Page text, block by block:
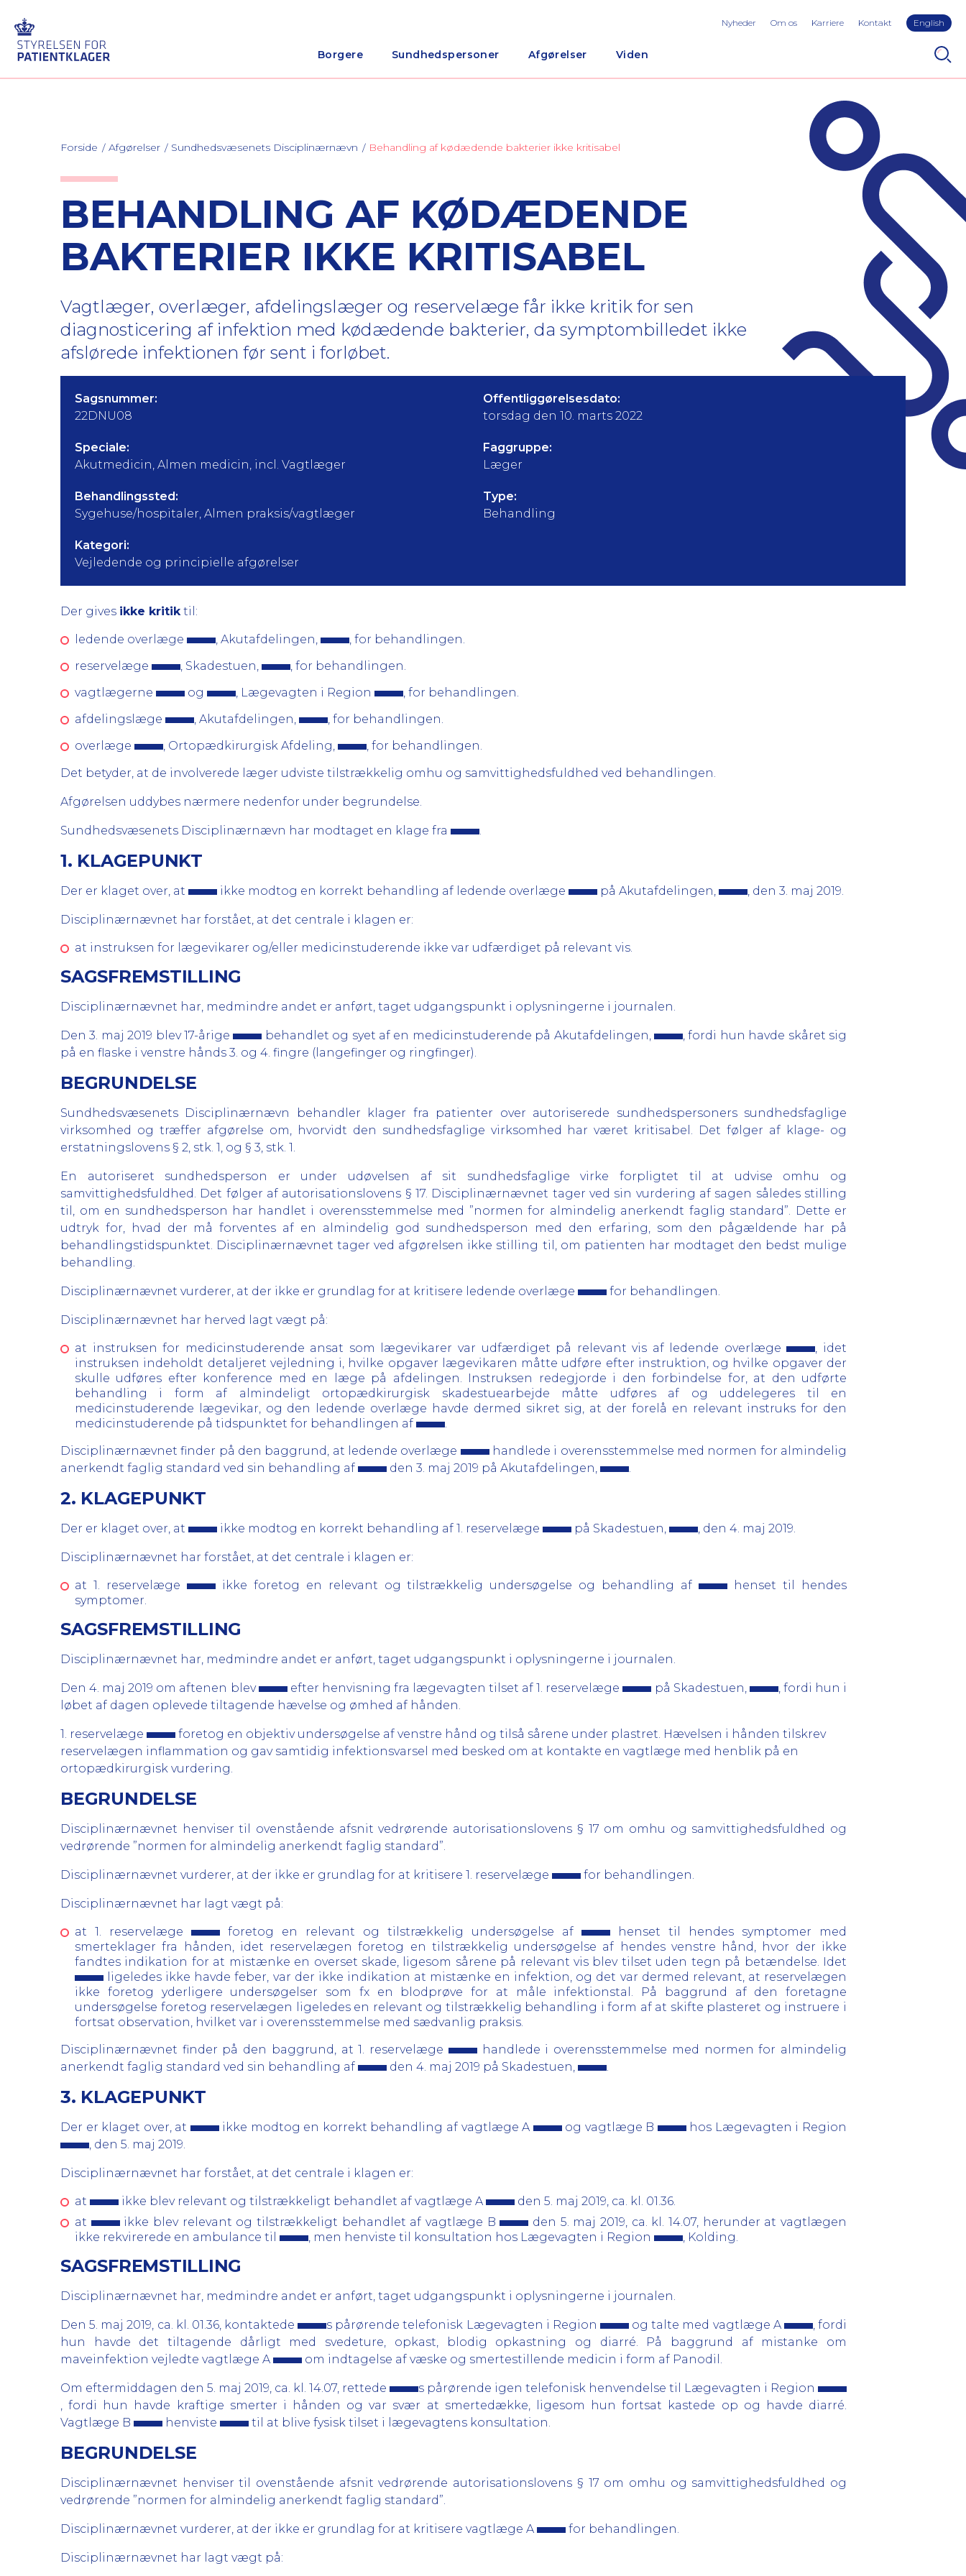
Borgere Sundhedspersoner Afgørelser Viden
Nyheder Om os Karriere Kontakt English
Forside Afgørelser Sundhedsvæsenets Disciplinærnævn Behandling af kødædende bakterier ikke kritisabel
BEHANDLING AF KØDÆDENDE
BAKTERIER IKKE KRITISABEL
Vagtlæger, overlæger, afdelingslæger og reservelæge får ikke kritik for sen
diagnosticering af infektion med kødædende bakterier, da symptombilledet ikke
afslørede infektionen før sent i forløbet.
Sagsnummer:
22DNU08
Offentliggørelsesdato:
torsdag den 10. marts 2022
Speciale:
Akutmedicin, Almen medicin, incl. Vagtlæger
Faggruppe:
Læger
Behandlingssted:
Sygehuse/hospitaler, Almen praksis/vagtlæger
Type:
Behandling
Kategori:
Vejledende og principielle afgørelser
Der gives ikke kritiktil:
ledende overlæge , Akutafdelingen,
, for behandlingen.
reservelæge
, Skadestuen,
, for behandlingen.
vagtlægerne
og , Lægevagten i Region
, for behandlingen.
afdelingslæge
, Akutafdelingen,
, for behandlingen.
overlæge
, Ortopædkirurgisk Afdeling,
, for behandlingen.
Det betyder, at de involverede læger udviste tilstrækkelig omhu og samvittighedsfuldhed ved behandlingen.
Afgørelsen uddybes nærmere nedenfor under begrundelse.
Sundhedsvæsenets Disciplinærnævn har modtaget en klage fra .
1. KLAGEPUNKT
Der er klaget over, at ikke modtog en korrekt behandling af ledende overlæge på Akutafdelingen, , den 3. maj 2019.
Disciplinærnævnet har forstået, at det centrale i klagen er:
at instruksen for lægevikarer og/eller medicinstuderende ikke var udfærdiget på relevant vis.
SAGSFREMSTILLING
Disciplinærnævnet har, medmindre andet er anført, taget udgangspunkt i oplysningerne i journalen.
Den 3. maj 2019 blev 17-årige behandlet og syet af en medicinstuderende på Akutafdelingen,
, fordi hun havde skåret sig
på en flaske i venstre hånds 3. og 4. fingre (langefinger og ringfinger).
BEGRUNDELSE
Sundhedsvæsenets Disciplinærnævn behandler klager fra patienter over autoriserede sundhedspersoners sundhedsfaglige
virksomhed og træffer afgørelse om, hvorvidt den sundhedsfaglige virksomhed har været kritisabel. Det følger af klage- og
erstatningslovens § 2, stk. 1, og § 3, stk. 1.
En autoriseret sundhedsperson er under udøvelsen af sit sundhedsfaglige virke forpligtet til at udvise omhu og
samvittighedsfuldhed. Det følger af autorisationslovens § 17. Disciplinærnævnet tager ved sin vurdering af sagen således stilling
til, om en sundhedsperson har handlet i overensstemmelse med ”normen for almindelig anerkendt faglig standard”. Dette er
udtryk for, hvad der må forventes af en almindelig god sundhedsperson med den erfaring, som den pågældende har på
behandlingstidspunktet. Disciplinærnævnet tager ved afgørelsen ikke stilling til, om patienten har modtaget den bedst mulige
behandling.
Disciplinærnævnet vurderer, at der ikke er grundlag for at kritisere ledende overlæge for behandlingen.
Disciplinærnævnet har herved lagt vægt på:
at instruksen for medicinstuderende ansat som lægevikarer var udfærdiget på relevant vis af ledende overlæge
, idet
instruksen indeholdt detaljeret vejledning i, hvilke opgaver lægevikaren måtte udføre efter instruktion, og hvilke opgaver der
skulle udføres efter konference med en læge på afdelingen. Instruksen redegjorde i den forbindelse for, at den udførte
behandling i form af almindeligt ortopædkirurgisk skadestuearbejde måtte udføres af og uddelegeres til en
medicinstuderende lægevikar, og den ledende overlæge havde dermed sikret sig, at der forelå en relevant instruks for den
medicinstuderende på tidspunktet for behandlingen af
.
Disciplinærnævnet finder på den baggrund, at ledende overlæge
handlede i overensstemmelse med normen for almindelig
anerkendt faglig standard ved sin behandling af
den 3. maj 2019 på Akutafdelingen, .
2. KLAGEPUNKT
Der er klaget over, at ikke modtog en korrekt behandling af 1. reservelæge på Skadestuen, , den 4. maj 2019.
Disciplinærnævnet har forstået, at det centrale i klagen er:
at 1. reservelæge ikke foretog en relevant og tilstrækkelig undersøgelse og behandling af
henset til hendes
symptomer.
SAGSFREMSTILLING
Disciplinærnævnet har, medmindre andet er anført, taget udgangspunkt i oplysningerne i journalen.
Den 4. maj 2019 om aftenen blev efter henvisning fra lægevagten tilset af 1. reservelæge på Skadestuen,
, fordi hun i
løbet af dagen oplevede tiltagende hævelse og ømhed af hånden.
1. reservelæge
foretog en objektiv undersøgelse af venstre hånd og tilså sårene under plastret. Hævelsen i hånden tilskrev
reservelægen inflammation og gav samtidig infektionsvarsel med besked om at kontakte en vagtlæge med henblik på en
ortopædkirurgisk vurdering.
BEGRUNDELSE
Disciplinærnævnet henviser til ovenstående afsnit vedrørende autorisationslovens § 17 om omhu og samvittighedsfuldhed og
vedrørende ”normen for almindelig anerkendt faglig standard”.
Disciplinærnævnet vurderer, at der ikke er grundlag for at kritisere 1. reservelæge for behandlingen.
Disciplinærnævnet har lagt vægt på:
at 1. reservelæge foretog en relevant og tilstrækkelig undersøgelse af
henset til hendes symptomer med
smerteklager fra hånden, idet reservelægen foretog en tilstrækkelig undersøgelse af hendes venstre hånd, hvor der ikke
fandtes indikation for at mistænke en overset skade, ligesom sårene på relevant vis blev tilset uden tegn på betændelse. Idet
ligeledes ikke havde feber, var der ikke indikation at mistænke en infektion, og det var dermed relevant, at reservelægen
ikke foretog yderligere undersøgelser som fx en blodprøve for at måle infektionstal. På baggrund af den foretagne
undersøgelse foretog reservelægen ligeledes en relevant og tilstrækkelig behandling i form af at skifte plasteret og instruere i
fortsat observation, hvilket var i overensstemmelse med sædvanlig praksis.
Disciplinærnævnet finder på den baggrund, at 1. reservelæge
handlede i overensstemmelse med normen for almindelig
anerkendt faglig standard ved sin behandling af
den 4. maj 2019 på Skadestuen, .
3. KLAGEPUNKT
Der er klaget over, at ikke modtog en korrekt behandling af vagtlæge A og vagtlæge B
hos Lægevagten i Region
, den 5. maj 2019.
Disciplinærnævnet har forstået, at det centrale i klagen er:
at ikke blev relevant og tilstrækkeligt behandlet af vagtlæge A
den 5. maj 2019, ca. kl. 01.36.
at
ikke blev relevant og tilstrækkeligt behandlet af vagtlæge B
den 5. maj 2019, ca. kl. 14.07, herunder at vagtlægen
ikke rekvirerede en ambulance til
, men henviste til konsultation hos Lægevagten i Region , Kolding.
SAGSFREMSTILLING
Disciplinærnævnet har, medmindre andet er anført, taget udgangspunkt i oplysningerne i journalen.
Den 5. maj 2019, ca. kl. 01.36, kontaktede s pårørende telefonisk Lægevagten i Region og talte med vagtlæge A
, fordi
hun havde det tiltagende dårligt med svedeture, opkast, blodig opkastning og diarré. På baggrund af mistanke om
maveinfektion vejledte vagtlæge A
om indtagelse af væske og smertestillende medicin i form af Panodil.
Om eftermiddagen den 5. maj 2019, ca. kl. 14.07, rettede
s pårørende igen telefonisk henvendelse til Lægevagten i Region
, fordi hun havde kraftige smerter i hånden og var svær at smertedække, ligesom hun fortsat kastede op og havde diarré.
Vagtlæge B
henviste til at blive fysisk tilset i lægevagtens konsultation.
BEGRUNDELSE
Disciplinærnævnet henviser til ovenstående afsnit vedrørende autorisationslovens § 17 om omhu og samvittighedsfuldhed og
vedrørende ”normen for almindelig anerkendt faglig standard”.
Disciplinærnævnet vurderer, at der ikke er grundlag for at kritisere vagtlæge A for behandlingen.
Disciplinærnævnet har lagt vægt på: